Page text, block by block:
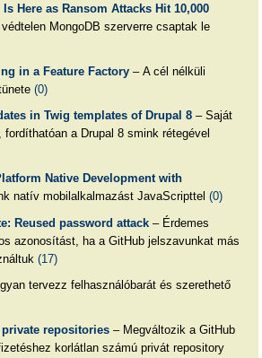
Here as Ransom Attacks Hit 10,000
MongoDB szerverre csaptak le
in a Feature Factory– A cél nélküli
(0)
in Twig templates of Drupal 8– Saját
a Drupal 8 smink rétegével
Native Development with
natív mobilalkalmazást JavaScripttel (0)
Reused password attack– Érdemes
azonosítást, ha a GitHub jelszavunkat más
(17)
tervezz felhasználóbarát és szerethető
repositories– Megváltozik a GitHub
korlátlan számú privát repository